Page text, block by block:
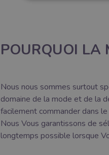
POURQUOI LA
Nous nous sommes surtout
domaine de la mode et de la
facilement commander dans
Nous Vous garantissons de
longtemps possible lorsque